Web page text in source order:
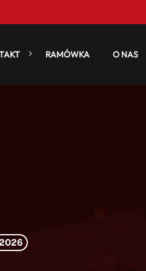
RAMÓWKA O NAS
2026